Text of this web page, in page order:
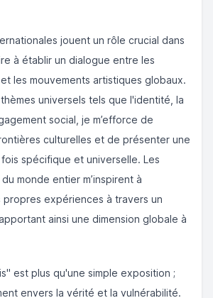
jouent un rôle crucial dans
à établir un dialogue entre les
les mouvements artistiques globaux.
universels tels que l'identité, la
social, je m’efforce de
culturelles et de présenter une
spécifique et universelle. Les
monde entier m’inspirent à
expériences à travers un
ainsi une dimension globale à
est plus qu'une simple exposition ;
envers la vérité et la vulnérabilité.